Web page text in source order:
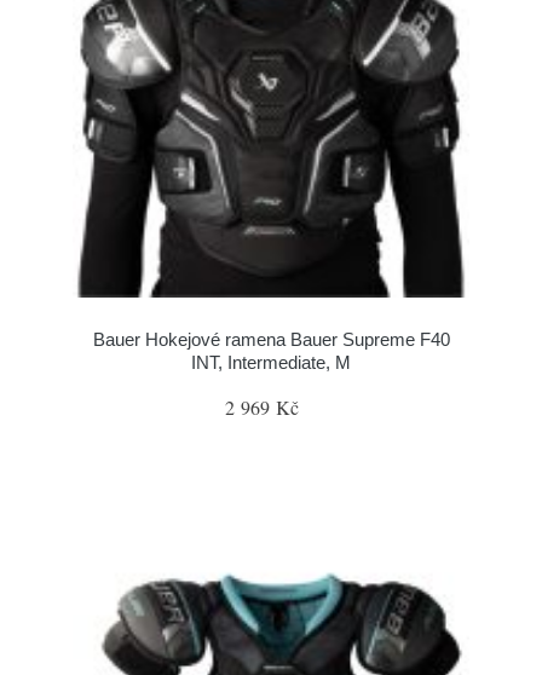
Bauer Hokejové ramena Bauer Supreme F40
INT, Intermediate, M
2 969 Kč